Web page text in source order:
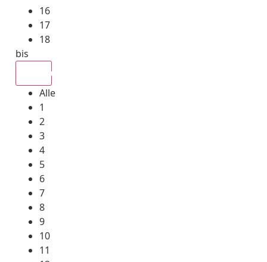
16
17
18
bis
Alle
1
2
3
4
5
6
7
8
9
10
11